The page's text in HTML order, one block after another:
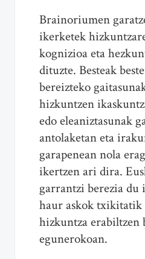
Brainoriumen
ikerketek
kognizioa eta
dituzte. Besteak
bereizteko
hizkuntzen
edo eleaniztasunak
antolaketan eta
garapenean nola
ikertzen ari dira.
garrantzi berezia du
haur askok txikitatik
hizkuntza erabiltzen
egunerokoan.